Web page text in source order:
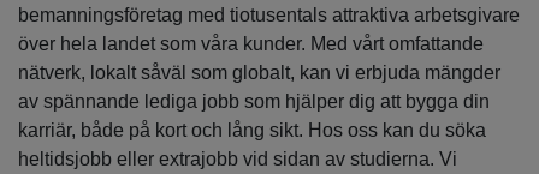
bemanningsföretag med tiotusentals attraktiva arbetsgivare
över hela landet som våra kunder. Med vårt omfattande
nätverk, lokalt såväl som globalt, kan vi erbjuda mängder
av spännande lediga jobb som hjälper dig att bygga din
karriär, både på kort och lång sikt. Hos oss kan du söka
heltidsjobb eller extrajobb vid sidan av studierna. Vi